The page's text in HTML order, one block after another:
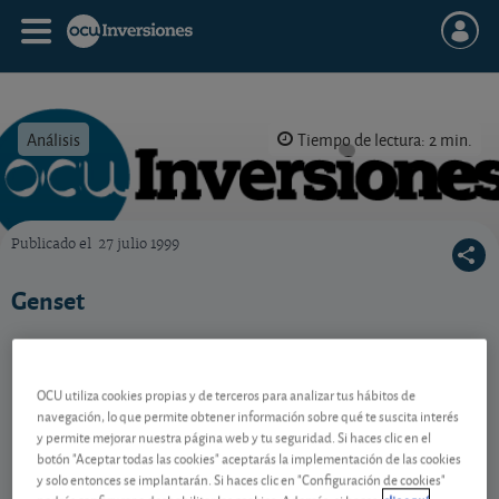
Análisis Tiempo de lectura: 2 min.
Publicado el 27 julio 1999
Genset
Contenido reservado a SOCIOS
Gestiona tu dinero con visión
OCU utiliza cookies propias y de terceros para analizar tus hábitos de
navegación, lo que permite obtener información sobre qué te suscita interés
y permite mejorar nuestra página web y tu seguridad. Si haces clic en el
botón "Aceptar todas las cookies" aceptarás la implementación de las cookies
y solo entonces se implantarán. Si haces clic en "Configuración de cookies"